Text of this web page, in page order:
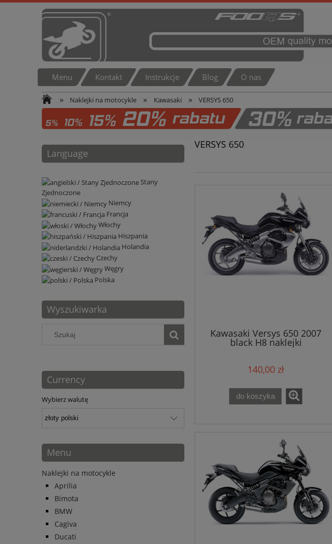
Menu Kontakt Instrukcje Blog O nas
» Naklejki na motocykle » Kawasaki » VERSYS 650
Language
Stany
Zjednoczone
Niemcy
Francja
Włochy
Hiszpania
Holandia
Czechy
Węgry
Polska
Wyszukiwarka
Currency
Wybierz walutę
Menu
Naklejki na motocykle
Aprilia
Bimota
BMW
Cagiva
Ducati
VERSYS 650
Kawasaki Versys 650 2007
black H8 naklejki
140,00 zł
do koszyka